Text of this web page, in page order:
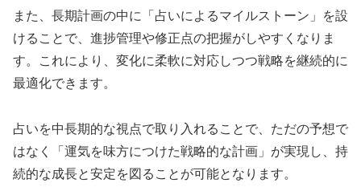
また、長期計画の中に「占いによるマイルストーン」を設
けることで、進捗管理や修正点の把握がしやすくなりま
す。これにより、変化に柔軟に対応しつつ戦略を継続的に
最適化できます。
占いを中長期的な視点で取り入れることで、ただの予想で
はなく「運気を味方につけた戦略的な計画」が実現し、持
続的な成長と安定を図ることが可能となります。